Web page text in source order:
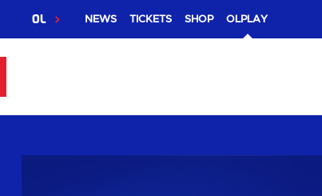
OL NEWS TICKETS SHOP OLPLAY